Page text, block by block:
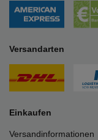
Versandarten
Einkaufen
Versandinformationen